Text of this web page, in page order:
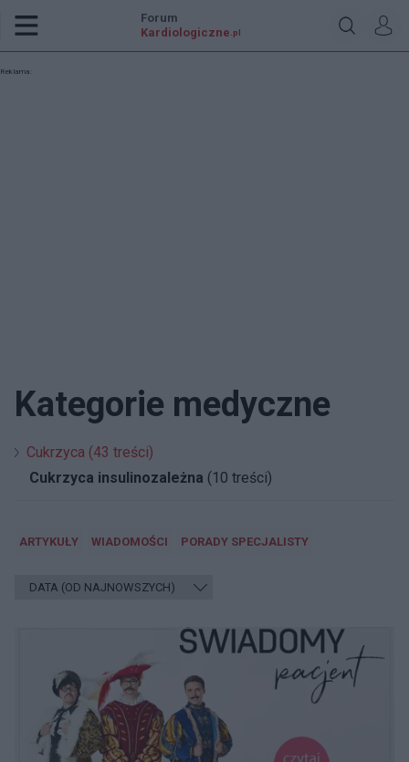
Forum
Kardiologiczne .pl
Reklama:
Kategorie medyczne
Cukrzyca (43 treści)
Cukrzyca insulinozależna (10 treści)
ARTYKUŁY WIADOMOŚCI PORADY SPECJALISTY